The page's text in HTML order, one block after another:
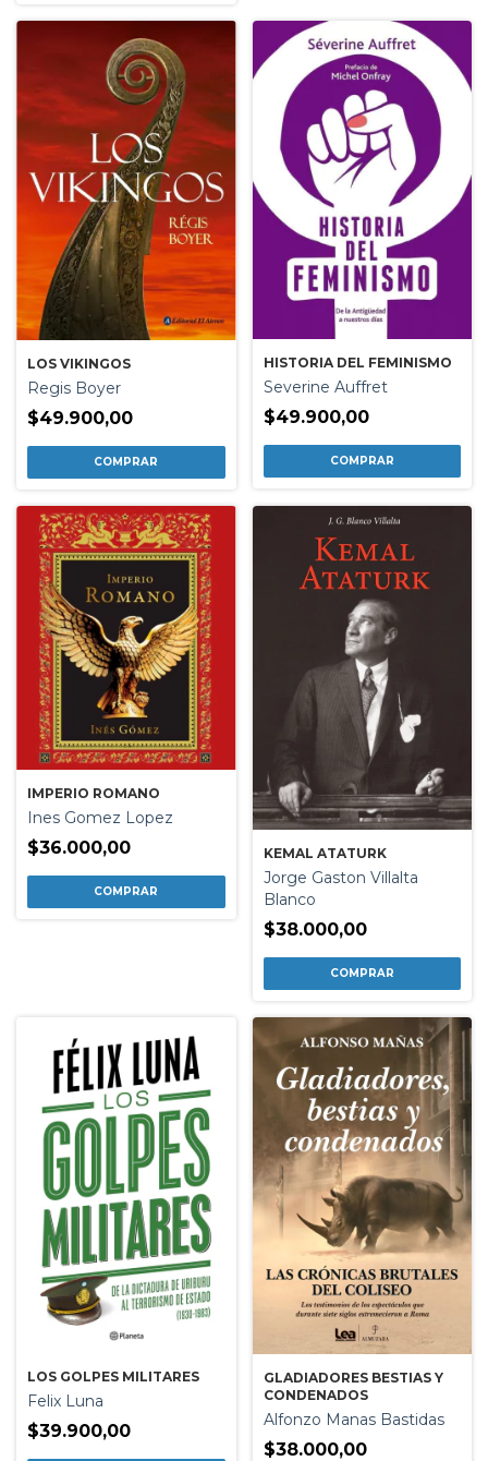
LOS VIKINGOS
Regis Boyer
$49.900,00
HISTORIA DEL FEMINISMO
Severine Auffret
$49.900,00
IMPERIO ROMANO
Ines Gomez Lopez
$36.000,00 KEMAL ATATURK
Jorge Gaston Villalta
Blanco
$38.000,00
LOS GOLPES MILITARES
Felix Luna
$39.900,00
GLADIADORES BESTIAS Y
CONDENADOS
Alfonzo Manas Bastidas
$38.000,00